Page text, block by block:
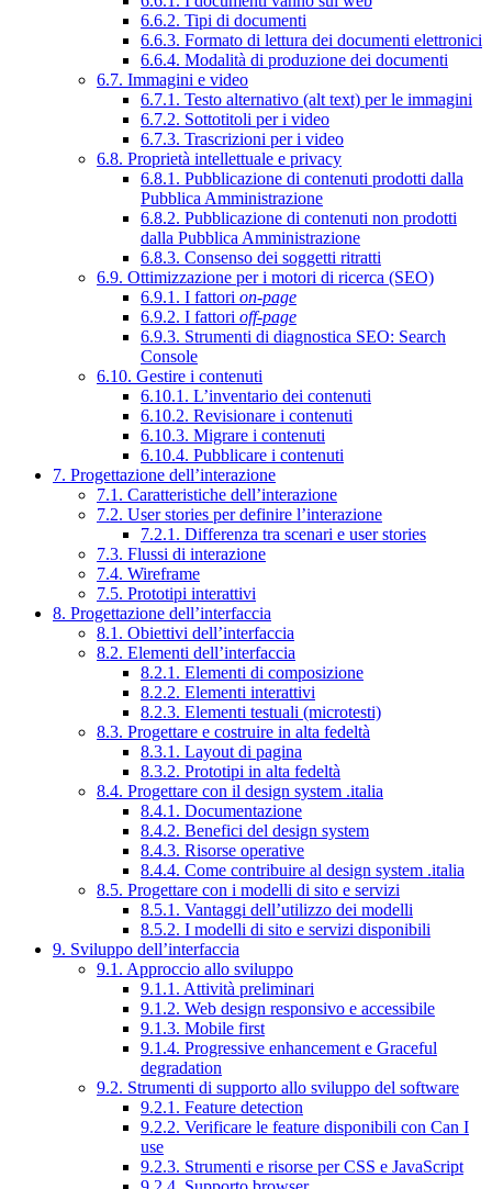
6.6.2. Tipi di documenti
6.6.3. Formato di lettura dei documenti elettronici
6.6.4. Modalità di produzione dei documenti
6.7. Immagini e video
6.7.1. Testo alternativo (alt text) per le immagini
6.7.2. Sottotitoli per i video
6.7.3. Trascrizioni per i video
6.8. Proprietà intellettuale e privacy
6.8.1. Pubblicazione di contenuti prodotti dalla
Pubblica Amministrazione
6.8.2. Pubblicazione di contenuti non prodotti
dalla Pubblica Amministrazione
6.8.3. Consenso dei soggetti ritratti
6.9. Ottimizzazione per i motori di ricerca (SEO)
6.9.1. I fattori on-page
6.9.2. I fattori off-page
6.9.3. Strumenti di diagnostica SEO: Search
Console
6.10. Gestire i contenuti
6.10.1. L’inventario dei contenuti
6.10.2. Revisionare i contenuti
6.10.3. Migrare i contenuti
6.10.4. Pubblicare i contenuti
7. Progettazione dell’interazione
7.1. Caratteristiche dell’interazione
7.2. User stories per definire l’interazione
7.2.1. Differenza tra scenari e user stories
7.3. Flussi di interazione
7.4. Wireframe
7.5. Prototipi interattivi
8. Progettazione dell’interfaccia
8.1. Obiettivi dell’interfaccia
8.2. Elementi dell’interfaccia
8.2.1. Elementi di composizione
8.2.2. Elementi interattivi
8.2.3. Elementi testuali (microtesti)
8.3. Progettare e costruire in alta fedeltà
8.3.1. Layout di pagina
8.3.2. Prototipi in alta fedeltà
8.4. Progettare con il design system .italia
8.4.1. Documentazione
8.4.2. Benefici del design system
8.4.3. Risorse operative
8.4.4. Come contribuire al design system .italia
8.5. Progettare con i modelli di sito e servizi
8.5.1. Vantaggi dell’utilizzo dei modelli
8.5.2. I modelli di sito e servizi disponibili
9. Sviluppo dell’interfaccia
9.1. Approccio allo sviluppo
9.1.1. Attività preliminari
9.1.2. Web design responsivo e accessibile
9.1.3. Mobile first
9.1.4. Progressive enhancement e Graceful
degradation
9.2. Strumenti di supporto allo sviluppo del software
9.2.1. Feature detection
9.2.2. Verificare le feature disponibili con Can I
use
9.2.3. Strumenti e risorse per CSS e JavaScript